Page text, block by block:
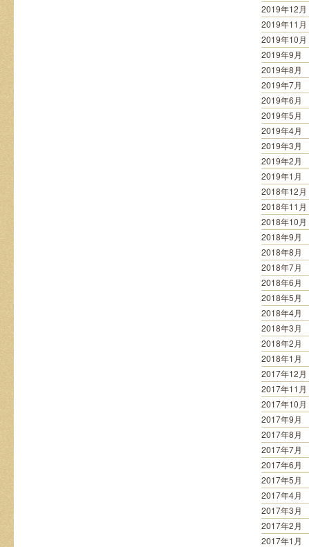
2019年12月
2019年11月
2019年10月
2019年9月
2019年8月
2019年7月
2019年6月
2019年5月
2019年4月
2019年3月
2019年2月
2019年1月
2018年12月
2018年11月
2018年10月
2018年9月
2018年8月
2018年7月
2018年6月
2018年5月
2018年4月
2018年3月
2018年2月
2018年1月
2017年12月
2017年11月
2017年10月
2017年9月
2017年8月
2017年7月
2017年6月
2017年5月
2017年4月
2017年3月
2017年2月
2017年1月